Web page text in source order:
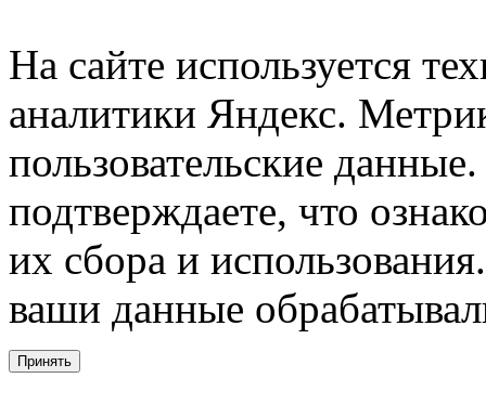
На сайте используется
аналитики Яндекс.
пользовательские
подтверждаете, что
их сбора и
ваши данные
Принять